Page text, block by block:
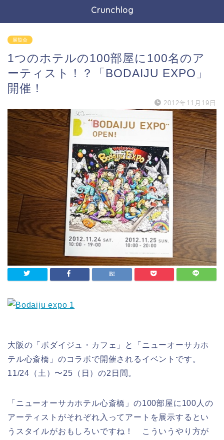
Crunchlog
展覧会
1つのホテルの100部屋に100名のア
ーティスト！？「BODAIJU EXPO」
開催！
2012年11月19日
大阪の「ボダイジュ・カフェ」と「ニューオーサカホ
テル心斎橋」のコラボで開催されるイベントです。
11/24（土）〜25（日）の2日間。
「ニューオーサカホテル心斎橋」の100部屋に100人の
アーティストがそれぞれ入ってアートを展示するとい
うスタイルがおもしろいですね！ こういうやり方が